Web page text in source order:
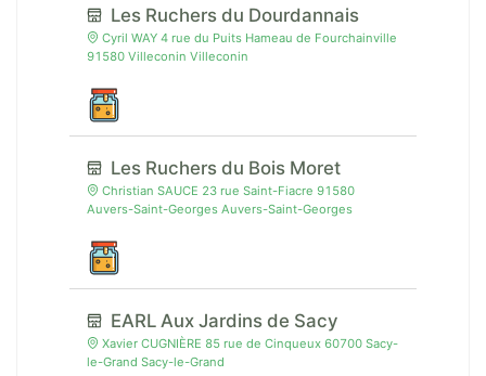
Les Ruchers du Dourdannais
Cyril WAY 4 rue du Puits Hameau de Fourchainville
91580 Villeconin Villeconin
Les Ruchers du Bois Moret
Christian SAUCE 23 rue Saint-Fiacre 91580
Auvers-Saint-Georges Auvers-Saint-Georges
EARL Aux Jardins de Sacy
Xavier CUGNIÈRE 85 rue de Cinqueux 60700 Sacy-
le-Grand Sacy-le-Grand